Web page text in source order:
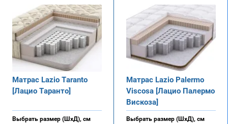
Матрас Lazio Taranto
[Лацио Таранто]
Выбрать размер (ШхД), см
Матрас Lazio Palermo
Viscosa [Лацио Палермо
Вискоза]
Выбрать размер (ШхД), см